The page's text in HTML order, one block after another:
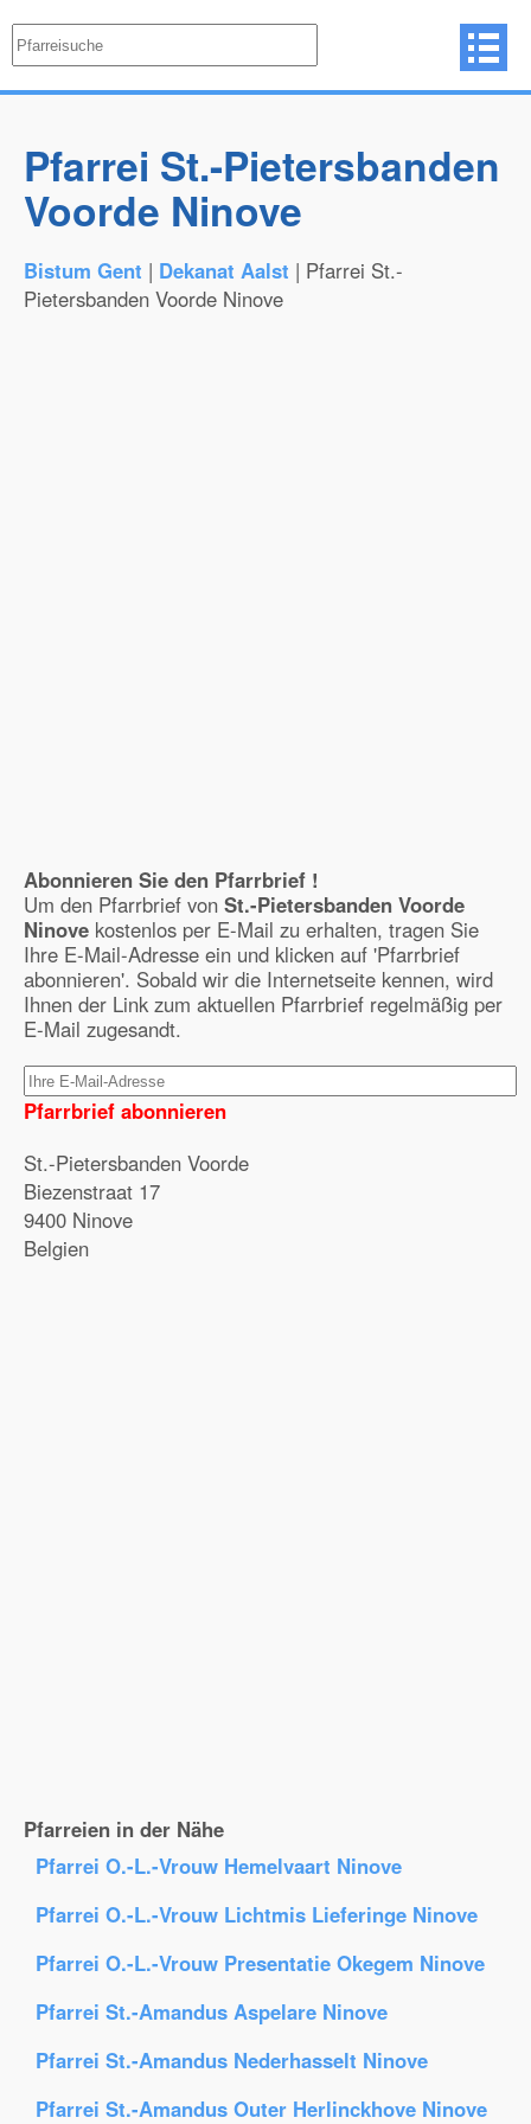
Pfarrei St.-Pietersbanden
Voorde Ninove
Bistum Gent | Dekanat Aalst | Pfarrei St.-
Pietersbanden Voorde Ninove
Abonnieren Sie den Pfarrbrief !
Um den Pfarrbrief von St.-Pietersbanden Voorde
Ninove kostenlos per E-Mail zu erhalten, tragen Sie
Ihre E-Mail-Adresse ein und klicken auf 'Pfarrbrief
abonnieren'. Sobald wir die Internetseite kennen, wird
Ihnen der Link zum aktuellen Pfarrbrief regelmäßig per
E-Mail zugesandt.
Pfarrbrief abonnieren
St.-Pietersbanden Voorde
Biezenstraat 17
9400 Ninove
Belgien
Pfarreien in der Nähe
Pfarrei O.-L.-Vrouw Hemelvaart Ninove
Pfarrei O.-L.-Vrouw Lichtmis Lieferinge Ninove
Pfarrei O.-L.-Vrouw Presentatie Okegem Ninove
Pfarrei St.-Amandus Aspelare Ninove
Pfarrei St.-Amandus Nederhasselt Ninove
Pfarrei St.-Amandus Outer Herlinckhove Ninove